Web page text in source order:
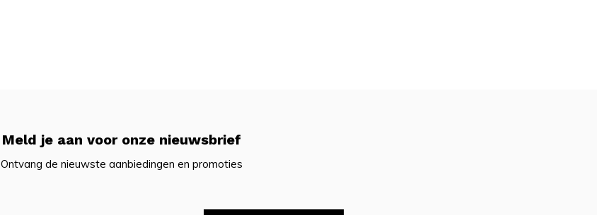
Meld je aan voor onze nieuwsbrief
Ontvang de nieuwste aanbiedingen en promoties